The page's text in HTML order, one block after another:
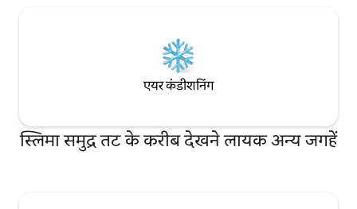
एयर कंडीशनिंग
स्लिमा समुद्र तट के करीब देखने लायक अन्य जगहें